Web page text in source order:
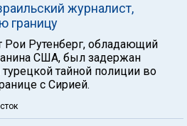
журналист,
границу
Рои Рутенберг, обладающий
США, был задержан
тайной полиции во
с Сирией.